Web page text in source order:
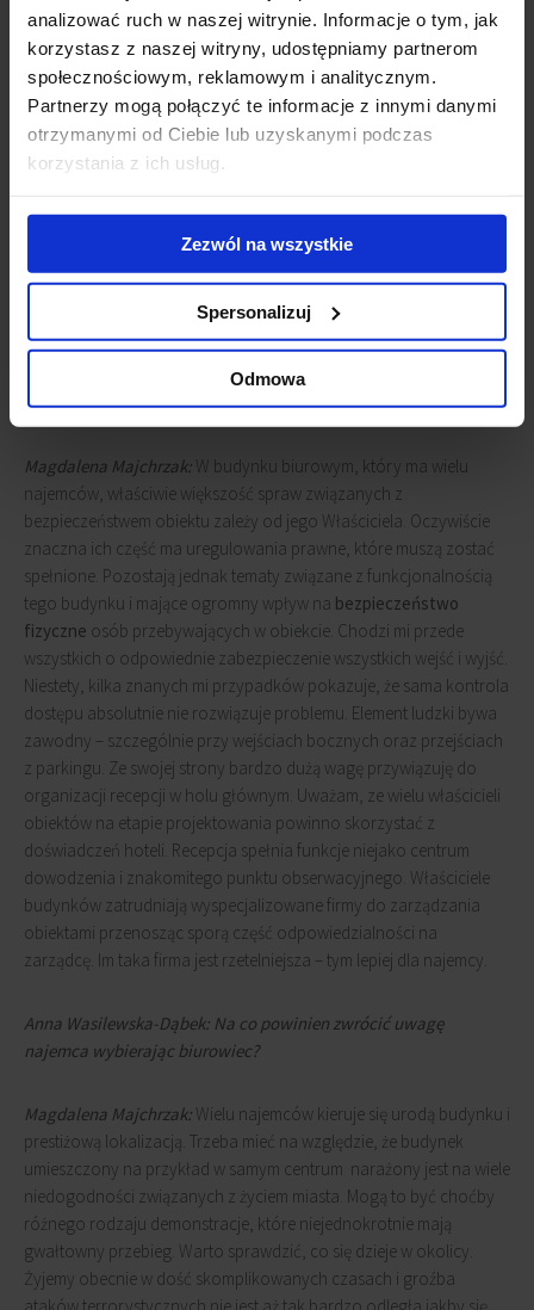
analizować ruch w naszej witrynie. Informacje o tym, jak
korzystasz z naszej witryny, udostępniamy partnerom
społecznościowym, reklamowym i analitycznym.
Partnerzy mogą połączyć te informacje z innymi danymi
otrzymanymi od Ciebie lub uzyskanymi podczas
korzystania z ich usług.
Zezwól na wszystkie
Spersonalizuj
Odmowa
popełnianym przez wynajmujących?
Magdalena Majchrzak: Myślę, że zbytnie upiększanie
rzeczywistości oraz składanie obietnic już na samym początku
rozmów. Osoba zainteresowana powierzchnią nie zawsze potrafi
od razu zobaczyć, co można z tą powierzchnią zrobić. Wiele firm
potwierdzać, że zmiany są możliwe, jeśli nie są tego absolutnie
pewni.
Anna Wasilewska-Dąbek: Na jakie aspekty mamy wpływ jako
użytkownik obiektu, co zależy od właściciela a na co nie mamy
wpływu?
Magdalena Majchrzak: W budynku biurowym, który ma wielu
najemców, właściwie większość spraw związanych z
bezpieczeństwem obiektu zależy od jego Właściciela. Oczywiście
znaczna ich część ma uregulowania prawne, które muszą zostać
spełnione. Pozostają jednak tematy związane z funkcjonalnością
tego budynku i mające ogromny wpływ na bezpieczeństwo
fizyczne osób przebywających w obiekcie. Chodzi mi przede
wszystkich o odpowiednie zabezpieczenie wszystkich wejść i wyjść.
Niestety, kilka znanych mi przypadków pokazuje, że sama kontrola
dostępu absolutnie nie rozwiązuje problemu. Element ludzki bywa
zawodny – szczególnie przy wejściach bocznych oraz przejściach
z parkingu. Ze swojej strony bardzo dużą wagę przywiązuję do
organizacji recepcji w holu głównym. Uważam, ze wielu właścicieli
obiektów na etapie projektowania powinno skorzystać z
doświadczeń hoteli. Recepcja spełnia funkcje niejako centrum
dowodzenia i znakomitego punktu obserwacyjnego. Właściciele
budynków zatrudniają wyspecjalizowane firmy do zarządzania
obiektami przenosząc sporą część odpowiedzialności na
zarządcę. Im taka firma jest rzetelniejsza – tym lepiej dla najemcy.
Anna Wasilewska-Dąbek: Na co powinien zwrócić uwagę
najemca wybierając biurowiec?
Magdalena Majchrzak: Wielu najemców kieruje się urodą budynku i
prestiżową lokalizacją. Trzeba mieć na względzie, że budynek
umieszczony na przykład w samym centrum narażony jest na wiele
niedogodności związanych z życiem miasta. Mogą to być choćby
różnego rodzaju demonstracje, które niejednokrotnie mają
gwałtowny przebieg. Warto sprawdzić, co się dzieje w okolicy.
Żyjemy obecnie w dość skomplikowanych czasach i groźba